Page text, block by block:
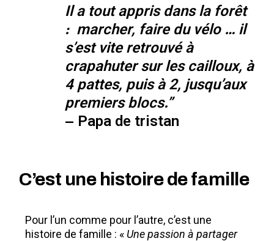
Il a tout appris dans la forêt
: marcher, faire du vélo … il
s’est vite retrouvé à
crapahuter sur les cailloux, à
4 pattes, puis à 2, jusqu’aux
premiers blocs.”
– Papa de tristan
C’est une histoire de famille
Pour l’un comme pour l’autre, c’est une
histoire de famille : « Une passion à partager